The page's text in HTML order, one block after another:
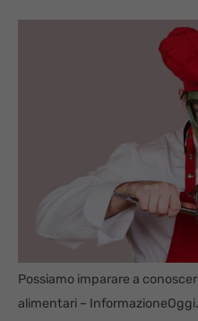
Possiamo imparare a
alimentari –